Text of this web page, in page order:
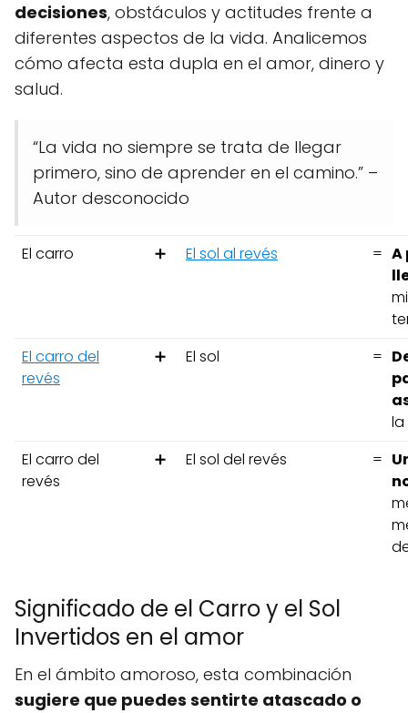
decisiones, obstáculos y actitudes frente a
diferentes aspectos de la vida. Analicemos
cómo afecta esta dupla en el amor, dinero y
salud.
“La vida no siempre se trata de llegar
primero, sino de aprender en el camino.” –
Autor desconocido
El carro ➕ El sol al revés = A
El carro del
revés
➕ El sol =
la
El carro del
revés
➕ El sol del revés =
Significado de el Carro y el Sol
Invertidos en el amor
En el ámbito amoroso, esta combinación
sugiere que puedes sentirte atascado o